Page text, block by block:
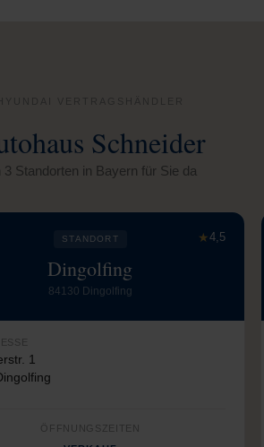
Schneider
3 Standorten in Bayern für Sie da
★4,5
STANDORT
Dingolfing
84130 Dingolfing
1
ÖFFNUNGSZEITEN